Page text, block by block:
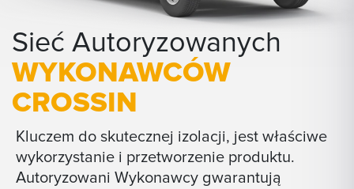
Sieć Autoryzowanych
WYKONAWCÓW
CROSSIN
Kluczem do skutecznej izolacji, jest właściwe
wykorzystanie i przetworzenie produktu.
Autoryzowani Wykonawcy gwarantują